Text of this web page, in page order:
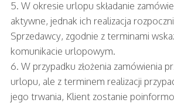
5. W okresie urlopu składanie
aktywne, jednak ich realizacja
Sprzedawcy, zgodnie z terminami
komunikacie urlopowym.
6. W przypadku złożenia zamówienia
urlopu, ale z terminem realizacji
jego trwania, Klient zostanie